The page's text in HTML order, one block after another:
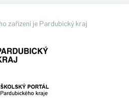
zařízení je Pardubický kraj